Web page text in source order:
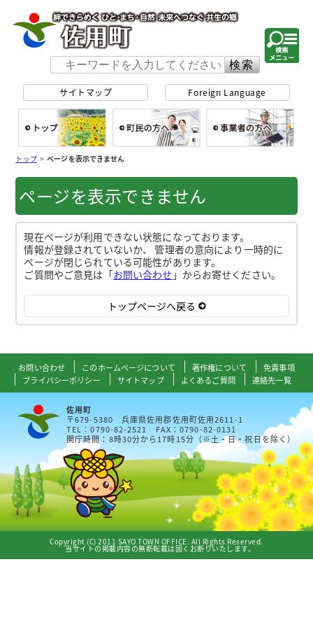
サイトマップ Foreign Language
総合トップ
トップ>ページを表示できません
ページを表示できません
現在ページが利用できない状態になっております。
情報が登録されていないか、 管理者の意向により一時的に
ページが閉じられている可能性があります。
ご質問やご意見は「お問い合わせ 」からお寄せください。
トップページへ戻る
お問い合わせ このホームページについて 著作権について
免責事項
プライバシーポリシー
サイトマップ よくあるご質問 連絡先一覧
佐用町
〒679-5380 兵庫県佐用郡佐用町佐用2611-1
TEL：0790-82-2521 FAX：0790-82-0131
開庁時間：8時30分から17時15分（※土・日・祝日を除く）
Copyright (C) 2011 SAYO TOWN OFFICE. All Rights Reserved.
当サイトの掲載内容の無断転載は固くお断りいたします。